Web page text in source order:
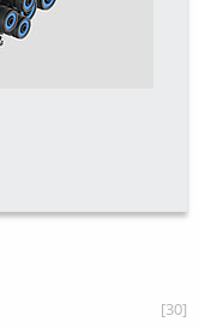
[30]